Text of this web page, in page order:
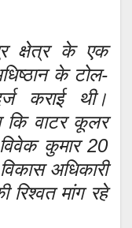
क्षेत्र के एक
के टोल-
कराई थी।
कि वाटर कूलर
कुमार 20
अधिकारी
रिश्वत मांग रहे